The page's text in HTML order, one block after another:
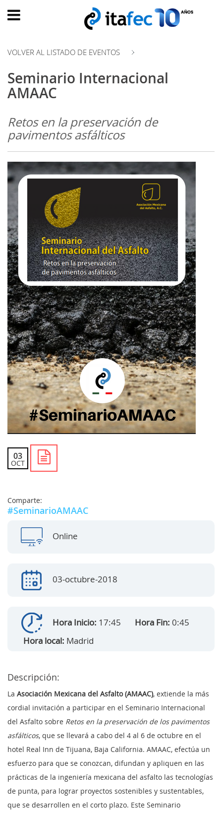
Main
INICIO
EVOLUCIÓN
EVENTOS
NOW
VIDEOS
TRANSFORMACIÓN
DIGITAL
CUSTOMER
EXPERIENCE
MI
CUENTA
NOTICIAS
BLOG
CLUB
AUTORES
CONTACTO
FAQ
VOLVER AL LISTADO DE EVENTOS
Seminario Internacional
AMAAC
Retos en la preservación de
pavimentos asfálticos
03
OCT
Comparte:
#SeminarioAMAAC
Online
03-octubre-2018
Hora Inicio: 17:45 Hora Fin: 0:45
Hora local: Madrid
Descripción:
La Asociación Mexicana del Asfalto (AMAAC), extiende la más
cordial invitación a participar en el Seminario Internacional
del Asfalto sobre Retos en la preservación de los pavimentos
asfálticos, que se llevará a cabo del 4 al 6 de octubre en el
hotel Real Inn de Tijuana, Baja California. AMAAC, efectúa un
esfuerzo para que se conozcan, difundan y apliquen en las
prácticas de la ingeniería mexicana del asfalto las tecnologías
de punta, para lograr proyectos sostenibles y sustentables,
que se desarrollen en el corto plazo. Este Seminario